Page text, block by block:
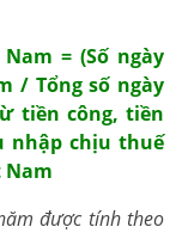
= (Số ngày
/ Tổng số ngày
tiền công, tiền
nhập chịu thuế
được tính theo